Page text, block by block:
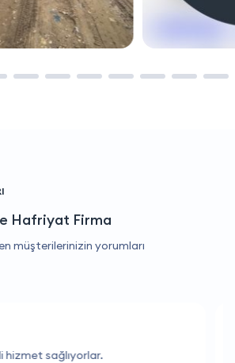
Hafriyat Firma
müşterilerinizin yorumları
çok memnun kaldım